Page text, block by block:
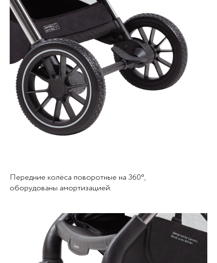
Передние колёса поворотные на 360°,
оборудованы амортизацией.